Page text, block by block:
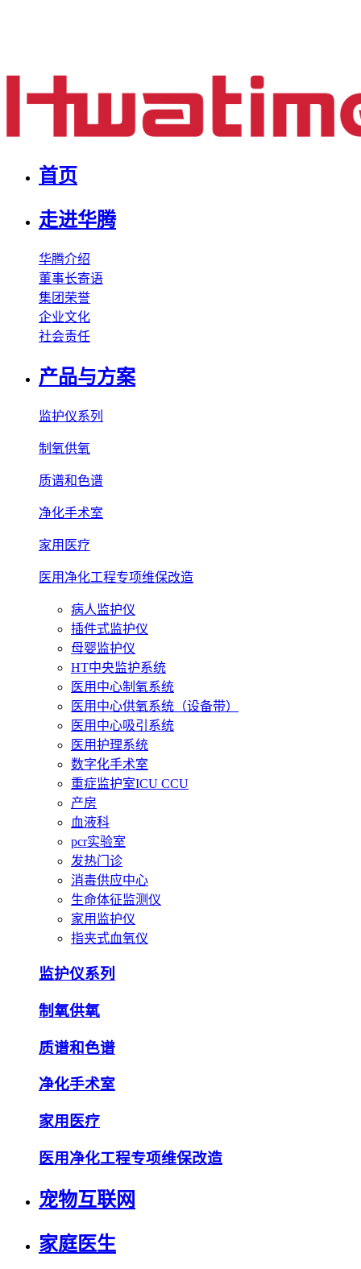
首页
走进华腾
华腾介绍
董事长寄语
集团荣誉
企业文化
社会责任
产品与方案
监护仪系列
制氧供氧
质谱和色谱
净化手术室
家用医疗
医用净化工程专项维保改造
病人监护仪
插件式监护仪
母婴监护仪
HT中央监护系统
医用中心制氧系统
医用中心供氧系统（设备带）
医用中心吸引系统
医用护理系统
数字化手术室
重症监护室ICU CCU
产房
血液科
pcr实验室
发热门诊
消毒供应中心
生命体征监测仪
家用监护仪
指夹式血氧仪
监护仪系列
制氧供氧
质谱和色谱
净化手术室
家用医疗
医用净化工程专项维保改造
宠物互联网
家庭医生